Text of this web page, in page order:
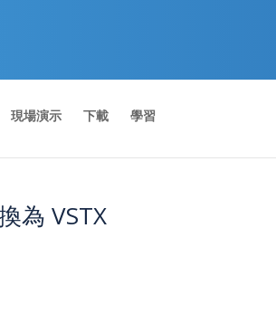
現場演示 下載 學習
為 VSTX